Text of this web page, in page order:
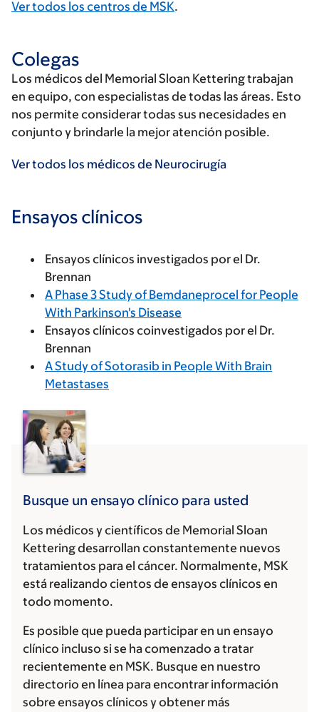
Ver todos los centros de MSK.
Colegas
Los médicos del Memorial Sloan Kettering trabajan
en equipo, con especialistas de todas las áreas. Esto
nos permite considerar todas sus necesidades en
conjunto y brindarle la mejor atención posible.
Ver todos los médicos de Neurocirugía
Ensayos clínicos
Ensayos clínicos investigados por el Dr.
Brennan
A Phase 3 Study of Bemdaneprocel for People
With Parkinson's Disease
Ensayos clínicos coinvestigados por el Dr.
Brennan
A Study of Sotorasib in People With Brain
Metastases
Busque un ensayo clínico para usted
Los médicos y científicos de Memorial Sloan
Kettering desarrollan constantemente nuevos
tratamientos para el cáncer. Normalmente, MSK
está realizando cientos de ensayos clínicos en
todo momento.
Es posible que pueda participar en un ensayo
clínico incluso si se ha comenzado a tratar
recientemente en MSK. Busque en nuestro
directorio en línea para encontrar información
sobre ensayos clínicos y obtener más